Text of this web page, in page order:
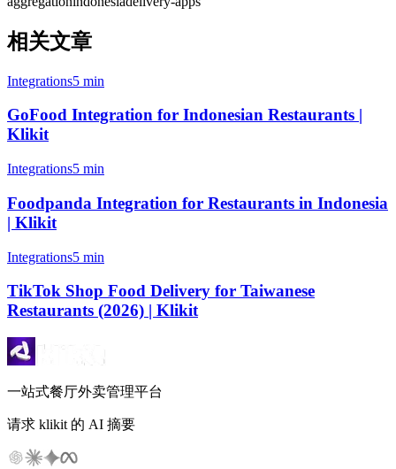
相关文章
Integrations5 min
GoFood Integration for Indonesian Restaurants |
Klikit
Integrations5 min
Foodpanda Integration for Restaurants in Indonesia
| Klikit
Integrations5 min
TikTok Shop Food Delivery for Taiwanese
Restaurants (2026) | Klikit
一站式餐厅外卖管理平台
请求 klikit 的 AI 摘要